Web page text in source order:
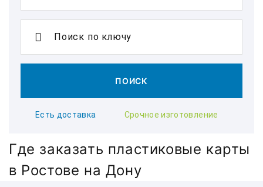
Поиск по ключу
ПОИСК
Есть доставка Срочное изготовление
Где заказать пластиковые карты
в Ростове на Дону